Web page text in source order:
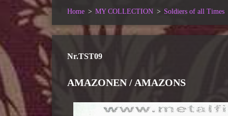
Home > MY COLLECTION > Soldiers of all Times
Nr.TST09
AMAZONEN / AMAZONS